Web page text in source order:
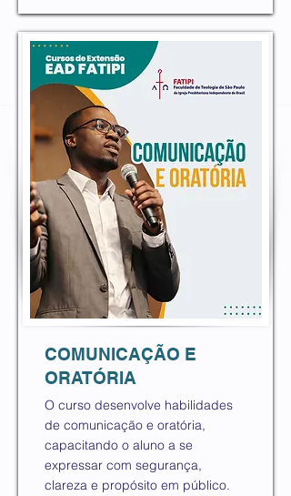
COMUNICAÇÃO E
ORATÓRIA
O curso desenvolve habilidades
de comunicação e oratória,
capacitando o aluno a se
expressar com segurança,
clareza e propósito em público.